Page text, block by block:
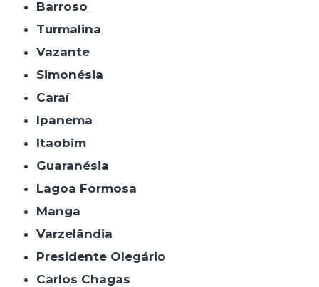
Barroso
Turmalina
Vazante
Simonésia
Caraí
Ipanema
Itaobim
Guaranésia
Lagoa Formosa
Manga
Varzelândia
Presidente Olegário
Carlos Chagas